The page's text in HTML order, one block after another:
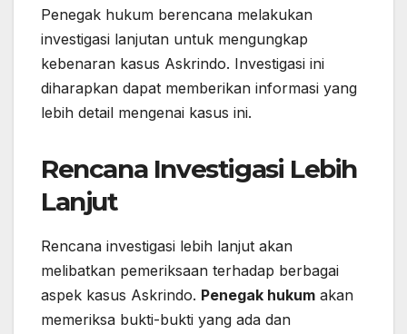
Penegak hukum berencana melakukan
investigasi lanjutan untuk mengungkap
kebenaran kasus Askrindo. Investigasi ini
diharapkan dapat memberikan informasi yang
lebih detail mengenai kasus ini.
Rencana Investigasi Lebih
Lanjut
Rencana investigasi lebih lanjut akan
melibatkan pemeriksaan terhadap berbagai
aspek kasus Askrindo. Penegak hukum akan
memeriksa bukti-bukti yang ada dan